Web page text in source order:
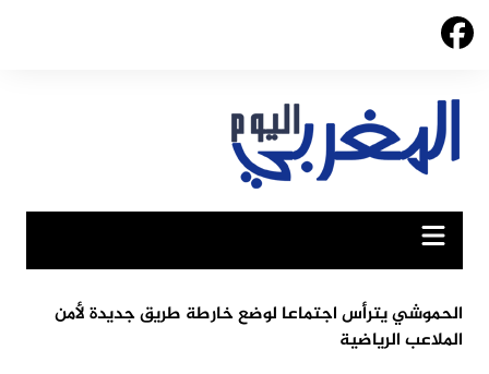
Skip
الحموشي يترأس اجتماعا لوضع خارطة طريق جديدة لأمن
الملاعب الرياضية